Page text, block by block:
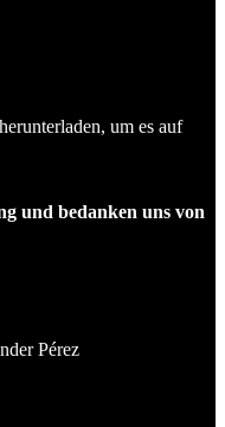
um es auf
und bedanken uns von
Pérez